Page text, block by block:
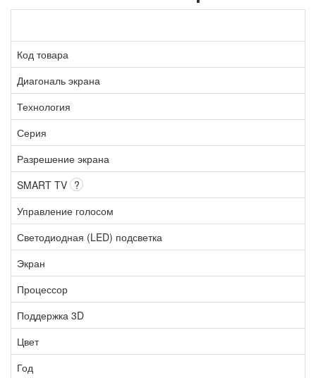
Код товара
Диагональ экрана
Технология
Серия
Разрешение экрана
SMART TV ?
Управление голосом
Светодиодная (LED) подсветка
Экран
Процессор
Поддержка 3D
Цвет
Год